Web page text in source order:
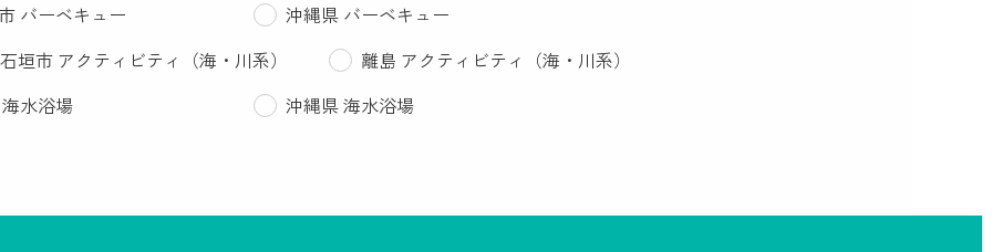
バーベキュー
沖縄県 バーベキュー
石垣市 アクティビティ（海・川系）
離島 アクティビティ（海・川系）
水浴場 沖縄県 海水浴場